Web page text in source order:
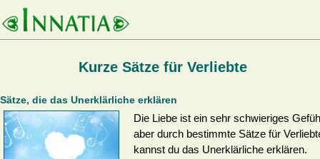
Kurze Sätze für Verliebte
Sätze, die das Unerklärliche erklären
Die Liebe ist ein sehr schwieriges
aber durch bestimmte Sätze für
kannst du das Unerklärliche erklären.